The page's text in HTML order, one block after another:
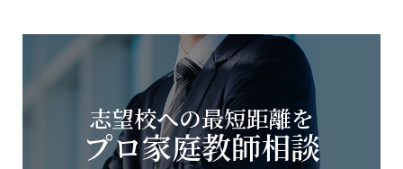
志望校への最短距離を
プロ家庭教師相談